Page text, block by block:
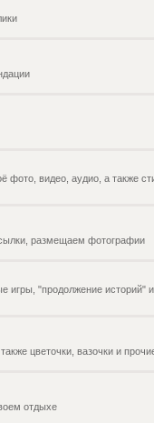
видео, аудио, а также
размещаем фотографии
игры, "продолжение историй"
цветочки, вазочки и
отдыхе